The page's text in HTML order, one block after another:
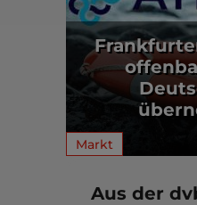
Markt
Aus der